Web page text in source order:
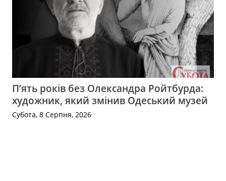
П’ять років без Олександра Ройтбурда:
художник, який змінив Одеський музей
Субота, 8 Серпня, 2026